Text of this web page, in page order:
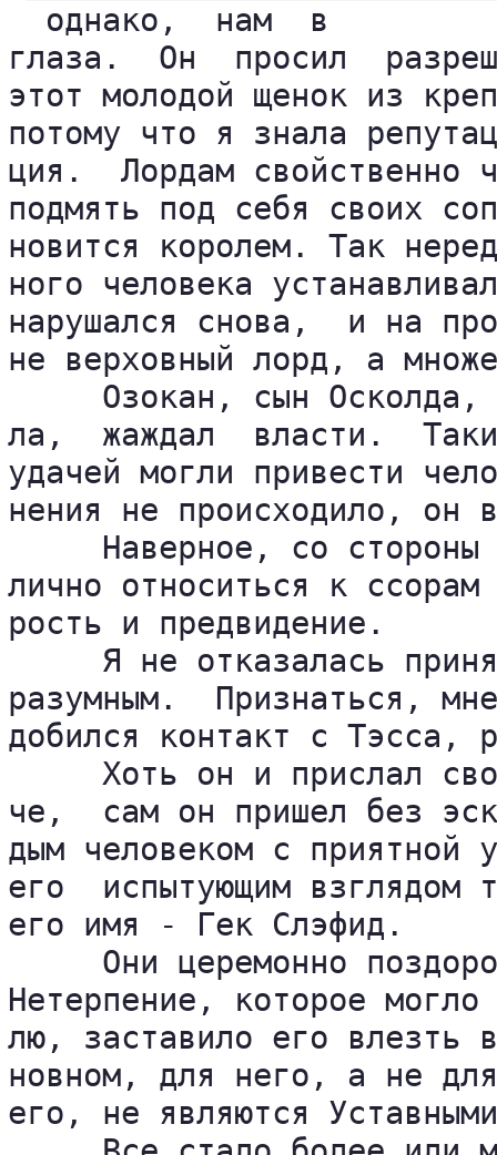
  однако,  нам  в
глаза.  Он  просил
этот молодой щенок из
потому что я знала
ция.  Лордам свойственно
подмять под себя своих
новится королем. Так
ного человека
нарушался снова,  и на
не верховный лорд, а
Озокан, сын
ла,  жаждал  власти.
удачей могли привести
нения не происходило, он
Наверное, со
лично относиться к
рость и предвидение.
Я не отказалась
разумным.  Признаться,
добился контакт с Тэсса,
Хоть он и прислал
че,  сам он пришел без
дым человеком с
его  испытующим взглядом
его имя - Гек Слэфид.
Они церемонно
Нетерпение, которое
лю, заставило его влезть
новном, для него, а не
его, не являются